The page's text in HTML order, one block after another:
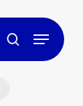
search
Menu